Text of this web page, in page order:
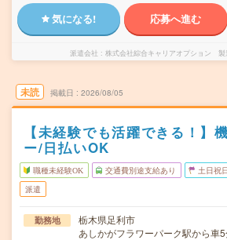
気になる! 応募へ進む
派遣会社 株式会社綜合キャリアオプション 製
未読 掲載日 2026/08/05
【未経験でも活躍できる！】
ー/日払いOK
職種未経験OK 交通費別途支給あり 土日祝
派遣
勤務地
栃木県足利市
あしかがフラワーパーク駅から車